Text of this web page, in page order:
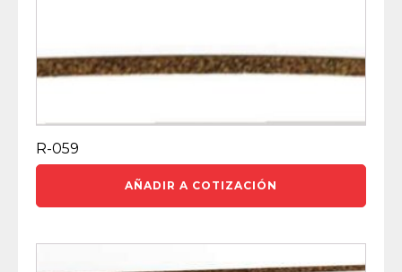
R-059
AÑADIR A COTIZACIÓN